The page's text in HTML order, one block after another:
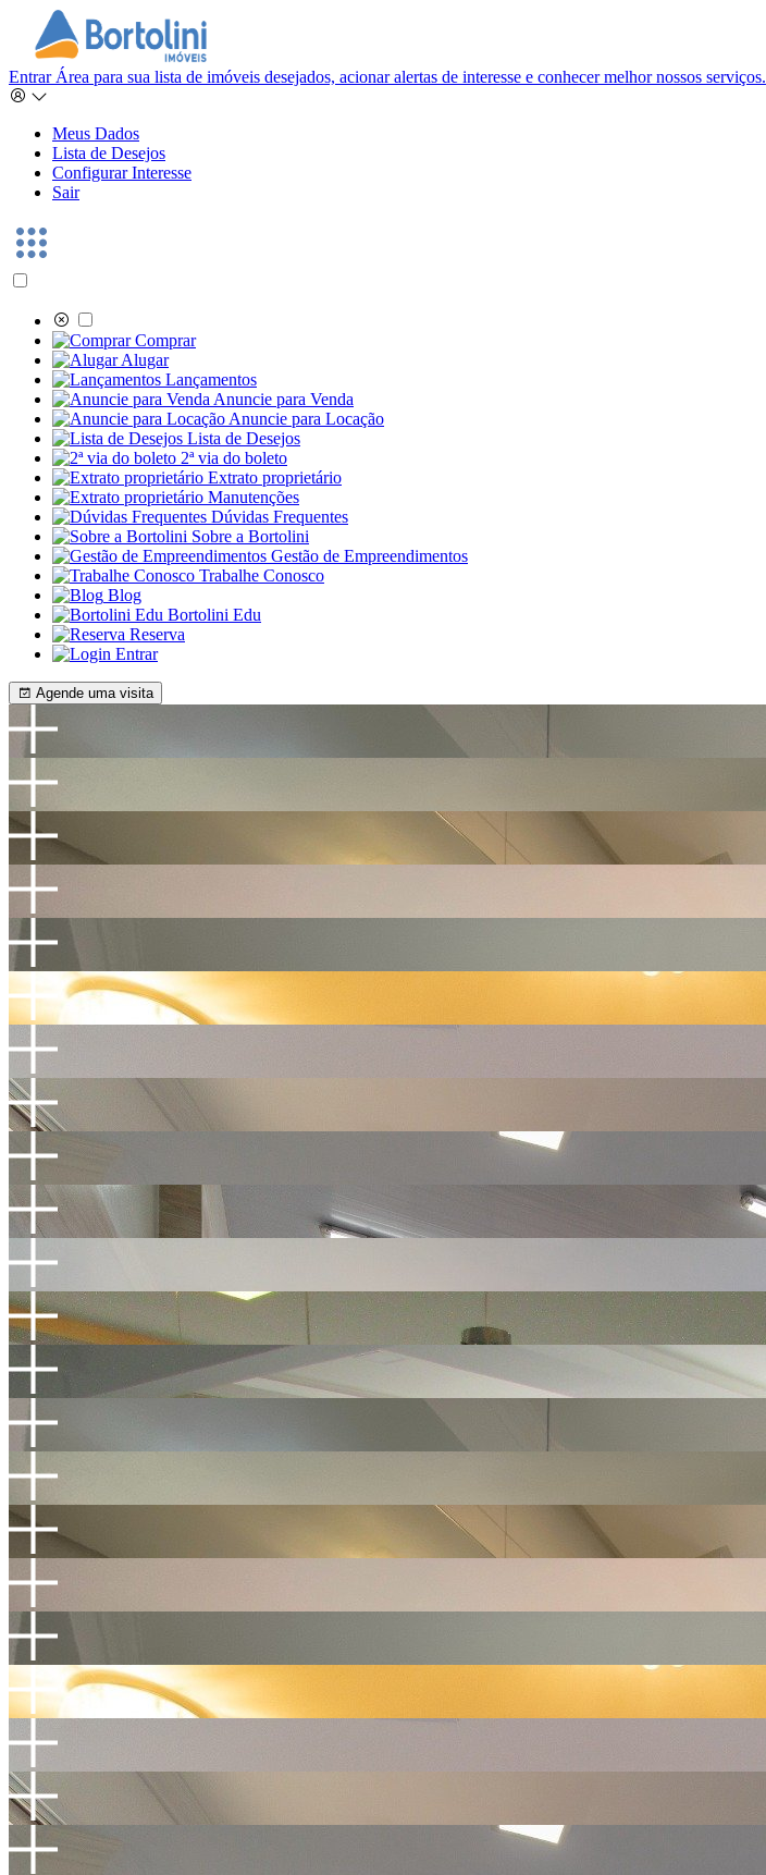
Entrar Área para sua lista de imóveis desejados, acionar alertas de interesse e conhecer melhor nossos serviços.
Meus Dados
Lista de Desejos
Configurar Interesse
Sair
Comprar
Alugar
Lançamentos
Anuncie para Venda
Anuncie para Locação
Lista de Desejos
2ª via do boleto
Extrato proprietário
Manutenções
Dúvidas Frequentes
Sobre a Bortolini
Gestão de Empreendimentos
Trabalhe Conosco
Blog
Bortolini Edu
Reserva
Entrar
Agende uma visita